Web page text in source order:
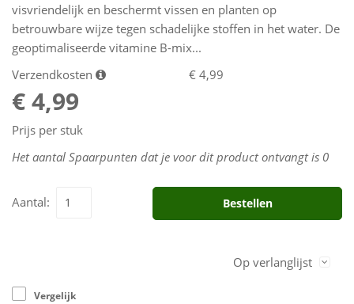
visvriendelijk en beschermt vissen en planten op
betrouwbare wijze tegen schadelijke stoffen in het water. De
geoptimaliseerde vitamine B-mix...
Verzendkosten
€ 4,99
€ 4,99
Prijs per stuk
Het aantal Spaarpunten dat je voor dit product ontvangt is 0
Aantal: Bestellen
Op verlanglijst
Vergelijk